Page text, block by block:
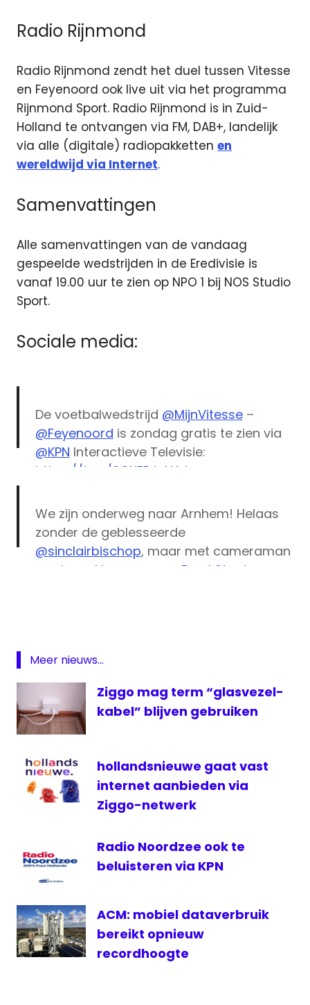
Radio Rijnmond
Radio Rijnmond zendt het duel tussen Vitesse
en Feyenoord ook live uit via het programma
Rijnmond Sport. Radio Rijnmond is in Zuid-
Holland te ontvangen via FM, DAB+, landelijk
via alle (digitale) radiopakketten en
wereldwijd via Internet.
Samenvattingen
Alle samenvattingen van de vandaag
gespeelde wedstrijden in de Eredivisie is
vanaf 19.00 uur te zien op NPO 1 bij NOS Studio
Sport.
Sociale media:
De voetbalwedstrijd @MijnVitesse–
@Feyenoord is zondag gratis te zien via
@KPN Interactieve Televisie:
https://t.co/3CXEPJuNAJ
— MediaMagazine.nl (@Mediamagazine)
April 21, 2017
We zijn onderweg naar Arnhem! Helaas
zonder de geblesseerde
@sinclairbischop, maar met cameraman
@arjovanklaveren
@FrankStout
live
radio
1
Radio
Rijnmond
televisie
Feyenoord
Meer nieuws...
Ziggo mag term “glasvezel-
kabel” blijven gebruiken
hollandsnieuwe gaat vast
internet aanbieden via
Ziggo-netwerk
Radio Noordzee ook te
beluisteren via KPN
ACM: mobiel dataverbruik
bereikt opnieuw
recordhoogte